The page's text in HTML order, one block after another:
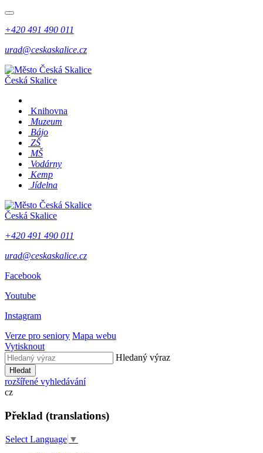
+420 491 490 011
urad@ceskaskalice.cz
Česká Skalice
Knihovna
Muzeum
Bájo
ZŠ
MŠ
Vodárny
Kemp
Jídelna
Česká Skalice
+420 491 490 011
urad@ceskaskalice.cz
Facebook
Youtube
Instagram
Verze pro seniory Mapa webu
Vytisknout
Hledaný výraz
Hledat
rozšířené vyhledávání
cz
Překlad (translations)
Select Language ▼